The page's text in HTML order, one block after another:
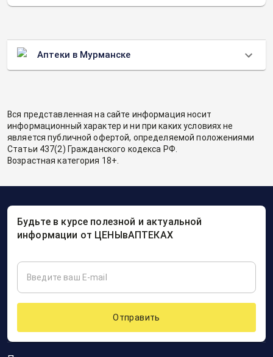
Аптеки в Мурманске
Вся представленная на сайте информация носит
информационный характер и ни при каких условиях не
является публичной офертой, определяемой положениями
Статьи 437(2) Гражданского кодекса РФ.
Возрастная категория 18+.
Будьте в курсе полезной и актуальной
информации от ЦЕНЫвАПТЕКАХ
Отправить